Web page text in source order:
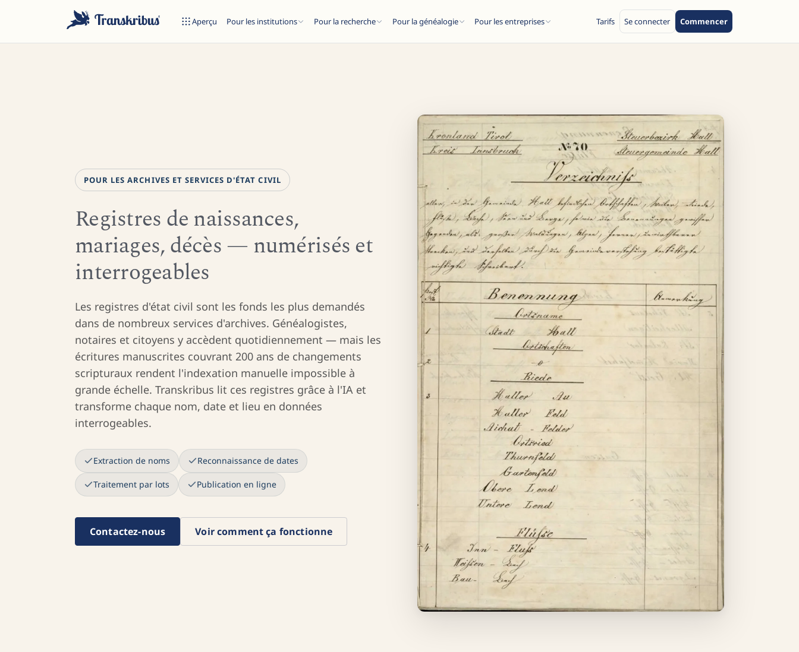
Aperçu Pour les institutions Pour la recherche Pour la généalogie Pour les entreprises Tarifs Se connecter Commencer
Commencez à taper pour rechercher parmi les modèles, sites et articles de blog...
POUR LES ARCHIVES ET SERVICES D'ÉTAT CIVIL
Registres de naissances,
mariages, décès — numérisés et
interrogeables
Les registres d'état civil sont les fonds les plus demandés
dans de nombreux services d'archives. Généalogistes,
notaires et citoyens y accèdent quotidiennement — mais les
écritures manuscrites couvrant 200 ans de changements
scripturaux rendent l'indexation manuelle impossible à
grande échelle. Transkribus lit ces registres grâce à l'IA et
transforme chaque nom, date et lieu en données
interrogeables.
Extraction de noms Reconnaissance de dates
Traitement par lots Publication en ligne
Contactez-nous Voir comment ça fonctionne